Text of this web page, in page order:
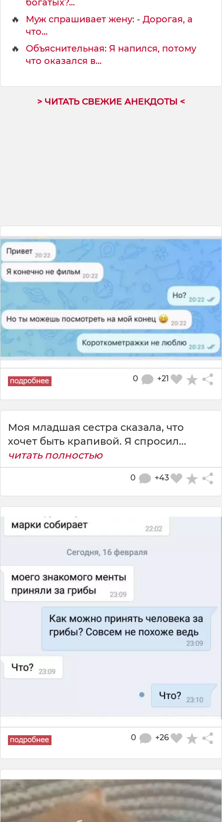
богатых?...
🔥
Муж спрашивает жену: - Дорогая, а
что...
🔥
Объяснительная: Я напился, потому
что оказался в...
> ЧИТАТЬ СВЕЖИЕ АНЕКДОТЫ <
+21
0
Моя младшая сестра сказала, что
хочет быть крапивой. Я спросил...
читать полностью
+43
0
+26
0